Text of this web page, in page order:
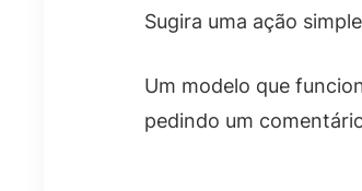
Sugira uma ação
Um modelo que
pedindo um